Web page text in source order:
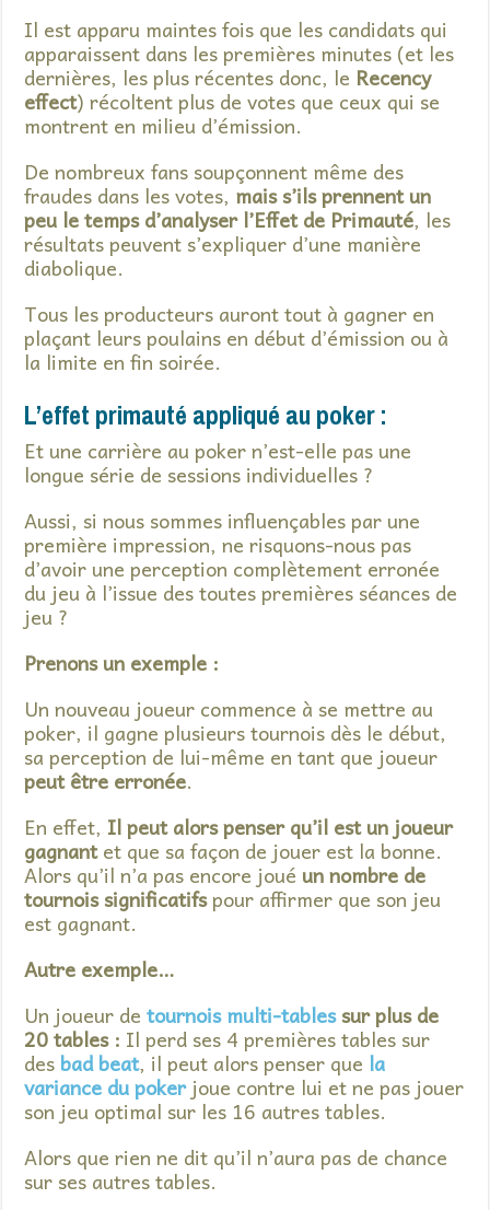
Il est apparu maintes fois que les candidats qui
apparaissent dans les premières minutes (et les
dernières, les plus récentes donc, le Recency
effect) récoltent plus de votes que ceux qui se
montrent en milieu d’émission.
De nombreux fans soupçonnent même des
fraudes dans les votes, mais s’ils prennent un
peu le temps d’analyser l’Effet de Primauté, les
résultats peuvent s’expliquer d’une manière
diabolique.
Tous les producteurs auront tout à gagner en
plaçant leurs poulains en début d’émission ou à
la limite en fin soirée.
L’effet primauté appliqué au poker :
Et une carrière au poker n’est-elle pas une
longue série de sessions individuelles ?
Aussi, si nous sommes influençables par une
première impression, ne risquons-nous pas
d’avoir une perception complètement erronée
du jeu à l’issue des toutes premières séances de
jeu ?
Prenons un exemple :
Un nouveau joueur commence à se mettre au
poker, il gagne plusieurs tournois dès le début,
sa perception de lui-même en tant que joueur
peut être erronée.
En effet, Il peut alors penser qu’il est un joueur
gagnantet que sa façon de jouer est la bonne.
Alors qu’il n’a pas encore joué un nombre de
tournois significatifspour affirmer que son jeu
est gagnant.
Autre exemple…
Un joueur detournois multi-tablessur plus de
20 tables : Il perd ses 4 premières tables sur
des bad beat, il peut alors penser que la
variance du pokerjoue contre lui et ne pas jouer
son jeu optimal sur les 16 autres tables.
Alors que rien ne dit qu’il n’aura pas de chance
sur ses autres tables.